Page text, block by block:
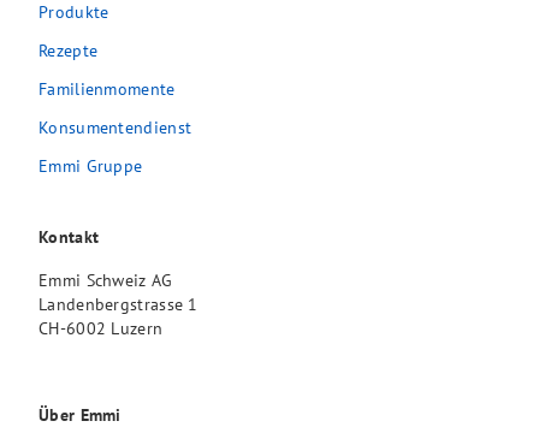
Produkte
Rezepte
Familienmomente
Konsumentendienst
Emmi Gruppe
Kontakt
Emmi Schweiz AG
Landenbergstrasse 1
CH-6002 Luzern
Über Emmi